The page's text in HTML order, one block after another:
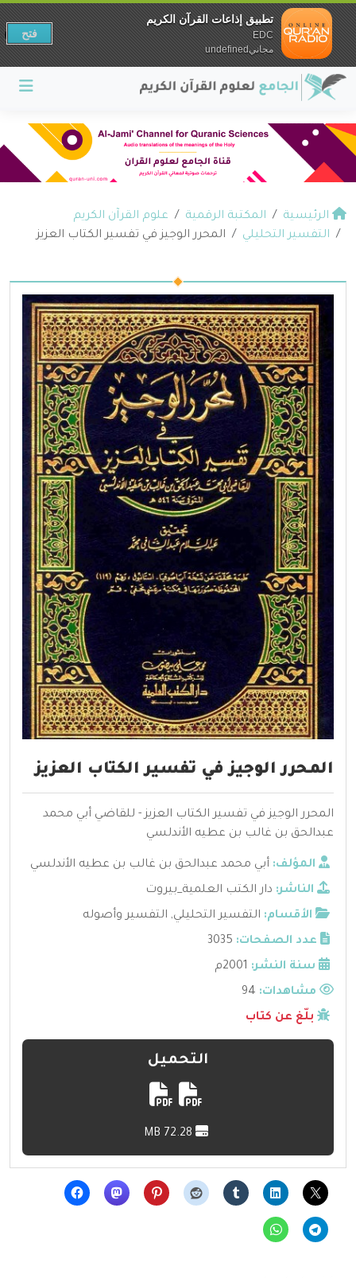
الرئيسية المكتبة الرقمية
علوم القرآن الكريم
التفسير التحليلي
المحرر الوجيز في تفسير الكتاب العزيز
المحرر الوجيز في تفسير الكتاب العزيز
المحرر الوجيز في تفسير الكتاب العزيز - للقاضي أبي محمد
عبدالحق بن غالب بن عطيه الأندلسي
المؤلف: أبي محمد عبدالحق بن غالب بن عطيه الأندلسي
الناشر: دار الكتب العلمية_بيروت
الأقسام: التفسير التحليلي, التفسير وأصوله
عدد الصفحات: 3035
سنة النشر: 2001م
مشاهدات:
بلّغ عن كتاب
التحميل
تطبيق إذاعات القرآن الكريم
EDC
مجانيundefined
فتح